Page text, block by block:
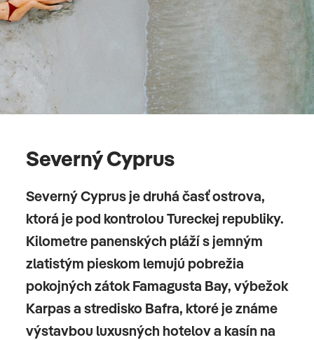
Severný Cyprus
Severný Cyprus je druhá časť ostrova,
ktorá je pod kontrolou Tureckej republiky.
Kilometre panenských pláží s jemným
zlatistým pieskom lemujú pobrežia
pokojných zátok Famagusta Bay, výbežok
Karpas a stredisko Bafra, ktoré je známe
výstavbou luxusných hotelov a kasín na